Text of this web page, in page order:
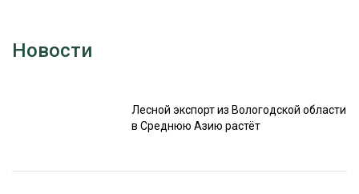
Новости
Лесной экспорт из Вологодской области
в Среднюю Азию растёт